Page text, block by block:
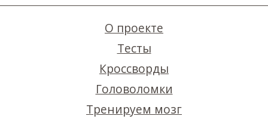
О проекте
Тесты
Кроссворды
Головоломки
Тренируем мозг